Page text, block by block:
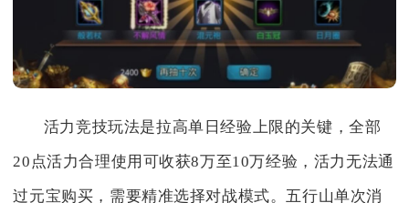
活力竞技玩法是拉高单日经验上限的关键，全部
20点活力合理使用可收获8万至10万经验，活力无法通
过元宝购买，需要精准选择对战模式。五行山单次消